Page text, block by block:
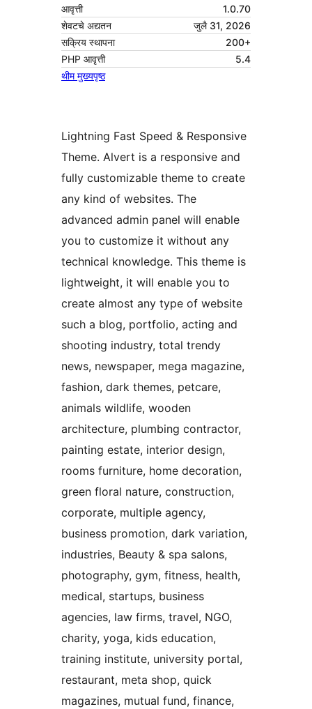
आवृत्ती
1.0.70
शेवटचे अद्यतन
जुलै 31, 2026
सक्रिय स्थापना
200+
PHP आवृत्ती
5.4
थीम मुख्यपृष्ठ
Lightning Fast Speed & Responsive
Theme. Alvert is a responsive and
fully customizable theme to create
any kind of websites. The
advanced admin panel will enable
you to customize it without any
technical knowledge. This theme is
lightweight, it will enable you to
create almost any type of website
such a blog, portfolio, acting and
shooting industry, total trendy
news, newspaper, mega magazine,
fashion, dark themes, petcare,
animals wildlife, wooden
architecture, plumbing contractor,
painting estate, interior design,
rooms furniture, home decoration,
green floral nature, construction,
corporate, multiple agency,
business promotion, dark variation,
industries, Beauty & spa salons,
photography, gym, fitness, health,
medical, startups, business
agencies, law firms, travel, NGO,
charity, yoga, kids education,
training institute, university portal,
restaurant, meta shop, quick
magazines, mutual fund, finance,